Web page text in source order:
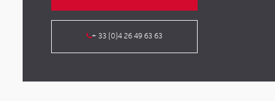
+ 33 (0)4 26 49 63 63